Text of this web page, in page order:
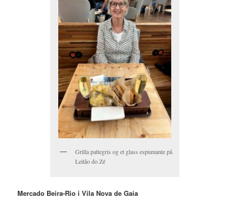
Grilla pattegris og et glass espumante på
Leitão do Zé
Mercado Beira-Rio i Vila Nova de Gaia